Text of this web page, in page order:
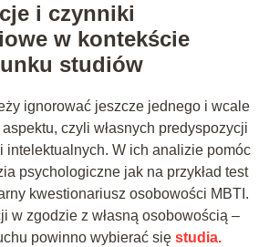
i czynniki
w kontekście
studiów
ignorować jeszcze jednego i wcale
czyli własnych predyspozycji
intelektualnych. W ich analizie pomóc
psychologiczne jak na przykład test
kwestionariusz osobowości MBTI.
w zgodzie z własną osobowością –
powinno wybierać się studia.